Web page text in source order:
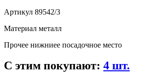
Артикул 89542/3
Материал металл
Прочее нижниее посадочное место
С этим покупают: 4 шт.